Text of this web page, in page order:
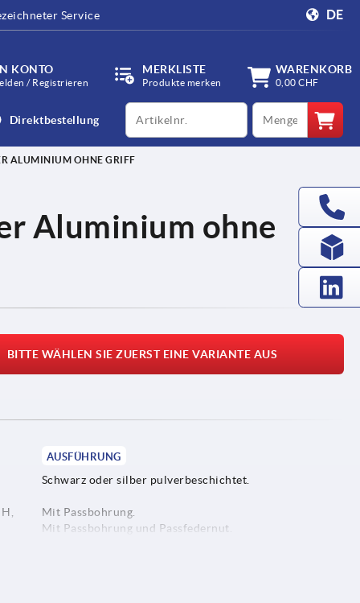
Service DE
KONTO
/ Registrieren
MERKLISTE
Produkte merken
WARENKORB
0,00 CHF
Direktbestellung
productCode qty
ALUMINIUM OHNE GRIFF
Aluminium ohne
BITTE WÄHLEN SIE ZUERST EINE VARIANTE AUS
AUSFÜHRUNG
Schwarz oder silber pulverbeschichtet.
Mit Passbohrung.
Mit Passbohrung und Passfedernut.